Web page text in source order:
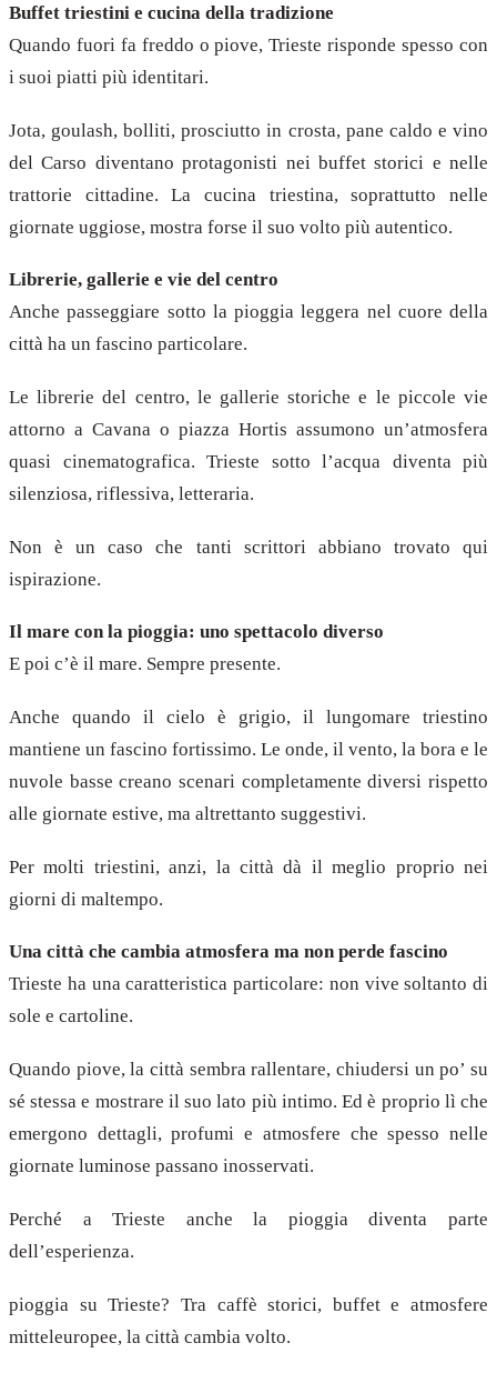
Buffet triestini e cucina della tradizione
Quando fuori fa freddo o piove, Trieste risponde spesso con
i suoi piatti più identitari.
Jota, goulash, bolliti, prosciutto in crosta, pane caldo e vino
del Carso diventano protagonisti nei buffet storici e nelle
trattorie cittadine. La cucina triestina, soprattutto nelle
giornate uggiose, mostra forse il suo volto più autentico.
Librerie, gallerie e vie del centro
Anche passeggiare sotto la pioggia leggera nel cuore della
città ha un fascino particolare.
Le librerie del centro, le gallerie storiche e le piccole vie
attorno a Cavana o piazza Hortis assumono un’atmosfera
quasi cinematografica. Trieste sotto l’acqua diventa più
silenziosa, riflessiva, letteraria.
Non è un caso che tanti scrittori abbiano trovato qui
ispirazione.
Il mare con la pioggia: uno spettacolo diverso
E poi c’è il mare. Sempre presente.
Anche quando il cielo è grigio, il lungomare triestino
mantiene un fascino fortissimo. Le onde, il vento, la bora e le
nuvole basse creano scenari completamente diversi rispetto
alle giornate estive, ma altrettanto suggestivi.
Per molti triestini, anzi, la città dà il meglio proprio nei
giorni di maltempo.
Una città che cambia atmosfera ma non perde fascino
Trieste ha una caratteristica particolare: non vive soltanto di
sole e cartoline.
Quando piove, la città sembra rallentare, chiudersi un po’ su
sé stessa e mostrare il suo lato più intimo. Ed è proprio lì che
emergono dettagli, profumi e atmosfere che spesso nelle
giornate luminose passano inosservati.
Perché a Trieste anche la pioggia diventa parte
dell’esperienza.
pioggia su Trieste? Tra caffè storici, buffet e atmosfere
mitteleuropee, la città cambia volto.